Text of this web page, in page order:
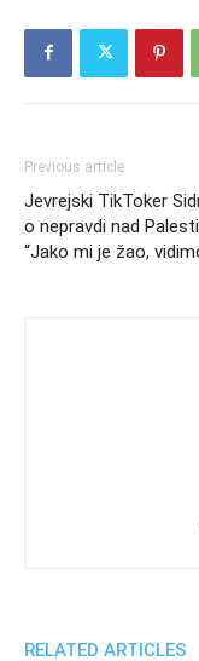
Previous article
Jevrejski TikToker
o nepravdi nad
“Jako mi je žao,
RELATED ARTICLES